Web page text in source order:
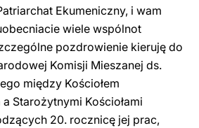
Ekumeniczny, i wam
wiele wspólnot
pozdrowienie kieruję do
Komisji Mieszanej ds.
między Kościołem
Starożytnymi Kościołami
20. rocznicę jej prac,